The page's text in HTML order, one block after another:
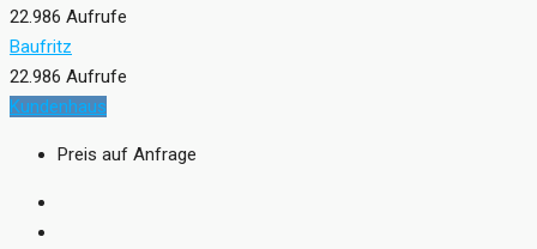
22.986 Aufrufe
Baufritz
22.986 Aufrufe
Kundenhaus
Preis auf Anfrage